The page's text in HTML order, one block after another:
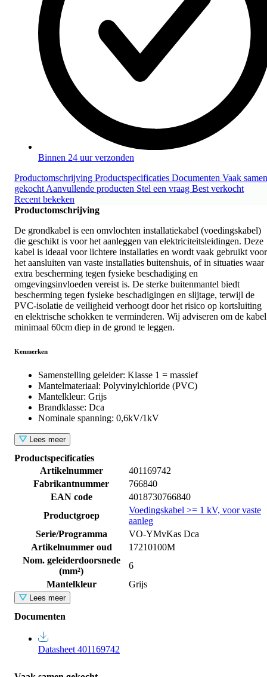
Binnen 24 uur verzonden
Productomschrijving Productspecificaties Documenten Vaak samen
gekocht Aanvullende producten Stel een vraag Best verkocht
Recent bekeken
Productomschrijving
De grondkabel is een omvlochten installatiekabel (voedingskabel)
die geschikt is voor het aanleggen van elektriciteitsleidingen. Deze
kabel is ideaal voor lichtere installaties en wordt vaak gebruikt voor
het aansluiten van vaste installaties buitenshuis, of in situaties waar
extra bescherming tegen fysieke beschadiging en
omgevingsinvloeden vereist is. De sterke buitenmantel biedt
bescherming tegen fysieke beschadigingen en slijtage, terwijl de
PVC-isolatie de veiligheid verhoogt door het risico op kortsluiting
en elektrische schokken te verminderen. Wij adviseren om de kabel
minimaal 60cm diep in de grond te leggen.
Kenmerken
Samenstelling geleider: Klasse 1 = massief
Mantelmateriaal: Polyvinylchloride (PVC)
Mantelkleur: Grijs
Brandklasse: Dca
Nominale spanning: 0,6kV/1kV
Lees meer
Productspecificaties
Artikelnummer
401169742
Fabrikantnummer
766840
EAN code
4018730766840
Productgroep
Voedingskabel >= 1 kV, voor vaste
aanleg
Serie/Programma
VO-YMvKas Dca
Artikelnummer oud
17210100M
Nom. geleiderdoorsnede
(mm²)
6
Mantelkleur
Grijs
Lees meer
Documenten
Datasheet 401169742